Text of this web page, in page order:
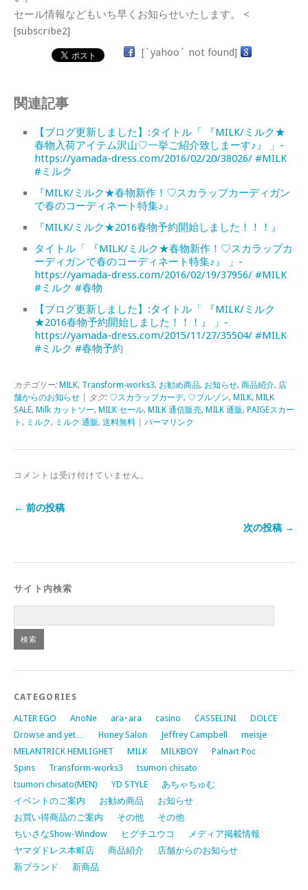
セール情報などもいち早くお知らせいたします。 <
[subscribe2]
[`yahoo` not found]
関連記事
【ブログ更新しました】:タイトル「 『MILK/ミルク★
春物入荷アイテム沢山♡一挙ご紹介致しまーす♪』 」-
https://yamada-dress.com/2016/02/20/38026/ #MILK
#ミルク
『MILK/ミルク★春物新作！♡スカラップカーディガン
で春のコーディネート特集♪』
『MILK/ミルク★2016春物予約開始しました！！！』
タイトル「 『MILK/ミルク★春物新作！♡スカラップカ
ーディガンで春のコーディネート特集♪』 」-
https://yamada-dress.com/2016/02/19/37956/ #MILK
#ミルク #春物
【ブログ更新しました】:タイトル「 『MILK/ミルク
★2016春物予約開始しました！！！』 」-
https://yamada-dress.com/2015/11/27/35504/ #MILK
#ミルク #春物予約
カテゴリー: MILK, Transform-works3, お勧め商品, お知らせ, 商品紹介, 店
舗からのお知らせ | タグ: ♡スカラップカーデ, ♡ブルゾン, MILK, MILK
SALE, Milk カットソー, MILK セール, MILK 通信販売, MILK 通販, PAIGEスカー
ト , ミルク, ミルク 通販, 送料無料 パーマリンク
コメントは受け付けていません。
← 前の投稿
次の投稿 →
サイト内検索
CATEGORIES
ALTER EGO AnoNe ara･ara casino CASSELINI
DOLCE
Drowse and yet…
Honey Salon Jeffrey Campbell
meisje
MELANTRICK HEMLIGHET
MILK MILKBOY
Palnart Poc
Spins
Transform-works3
tsumori chisato
tsumori chisato(MEN)
YD STYLE
あちゃちゅむ
イベントのご案内
お勧め商品
お知らせ
お買い得商品のご案内
その他
その他
ちいさなShow-Window
ヒグチユウコ
メディア掲載情報
ヤマダドレス本町店
商品紹介
店舗からのお知らせ
新ブランド
新商品